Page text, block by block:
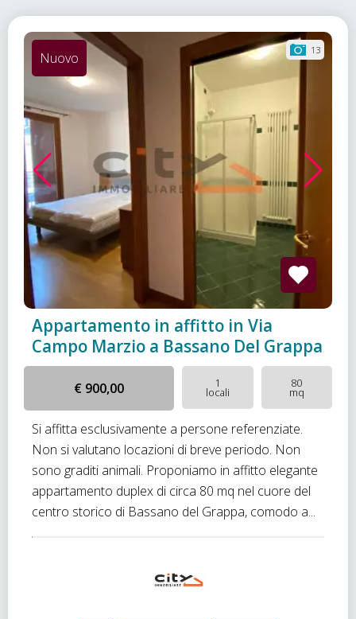
13
Nuovo
Appartamento in affitto in Via
Campo Marzio a Bassano Del Grappa
€ 900,00 1
locali
80
mq
Si affitta esclusivamente a persone referenziate.
Non si valutano locazioni di breve periodo. Non
sono graditi animali. Proponiamo in affitto elegante
appartamento duplex di circa 80 mq nel cuore del
centro storico di Bassano del Grappa, comodo a...